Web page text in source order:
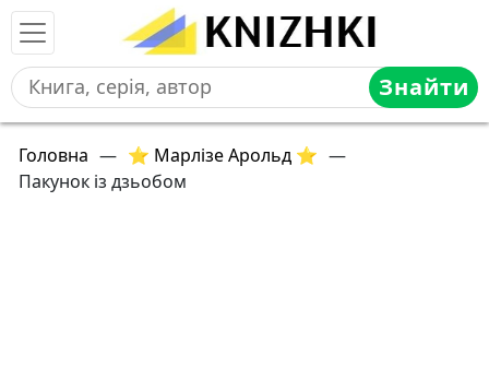
Знайти
Головна — ⭐ Марлізе Арольд ⭐ —
Пакунок із дзьобом